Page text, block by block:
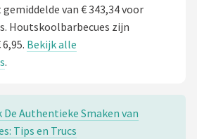
van € 343,34 voor
Houtskoolbarbecues zijn
Bekijk alle
.
De Authentieke Smaken van
Tips en Trucs